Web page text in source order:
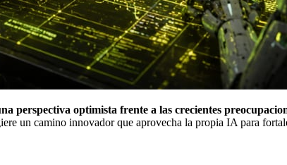
perspectiva optimista frente a las crecientes
un camino innovador que aprovecha la propia IA para